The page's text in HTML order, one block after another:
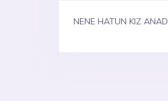
NENE HATUN KIZ